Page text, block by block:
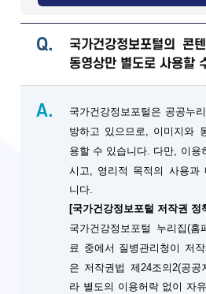
Q.
국가건강정보포털의 콘
동영상만 별도로 사용할
A.
국가건강정보포털은 공공누
방하고 있으므로, 이미지와
용할 수 있습니다. 다만, 이용
시고, 영리적 목적의 사용과
니다.
[국가건강정보포털 저작권 정
국가건강정보포털 누리집(
료 중에서 질병관리청이 저
은 저작권법 제24조의2(공
라 별도의 이용허락 없이 자